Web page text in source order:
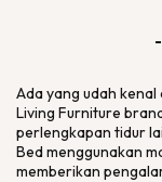
Ada yang udah
Living Furniture
perlengkapan tidur
Bed menggunakan
memberikan